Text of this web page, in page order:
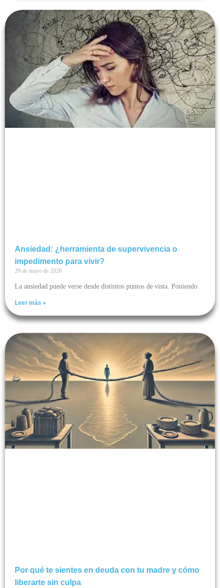
Ansiedad: ¿herramienta de supervivencia o
impedimento para vivir?
29 de mayo de 2020
La ansiedad puede verse desde distintos puntos de vista. Poniendo
Leer más »
Por qué te sientes en deuda con tu madre y cómo
liberarte sin culpa